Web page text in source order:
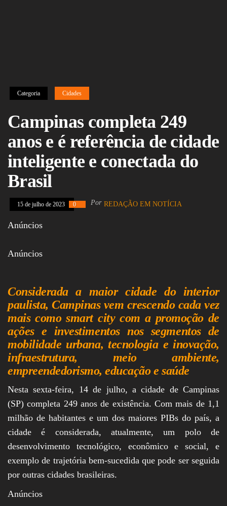
Empreendedorismo,
Negócios,
Oportunidades,
Categoria Cidades
Campinas completa 249
anos e é referência de cidade
inteligente e conectada do
Brasil
15 de julho de 2023 0 Por REDAÇÃO EM NOTÍCIA
Anúncios
Anúncios
Considerada a maior cidade do interior
paulista, Campinas vem crescendo cada vez
mais como smart city com a promoção de
ações e investimentos nos segmentos de
mobilidade urbana, tecnologia e inovação,
infraestrutura, meio ambiente,
empreendedorismo, educação e saúde
Nesta sexta-feira, 14 de julho, a cidade de Campinas
(SP) completa 249 anos de existência. Com mais de 1,1
milhão de habitantes e um dos maiores PIBs do país, a
cidade é considerada, atualmente, um polo de
desenvolvimento tecnológico, econômico e social, e
exemplo de trajetória bem-sucedida que pode ser seguida
por outras cidades brasileiras.
Anúncios